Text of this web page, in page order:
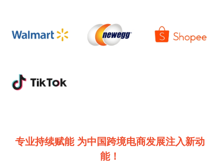
专业持续赋能 为中国跨境电商发展注入新动
能！